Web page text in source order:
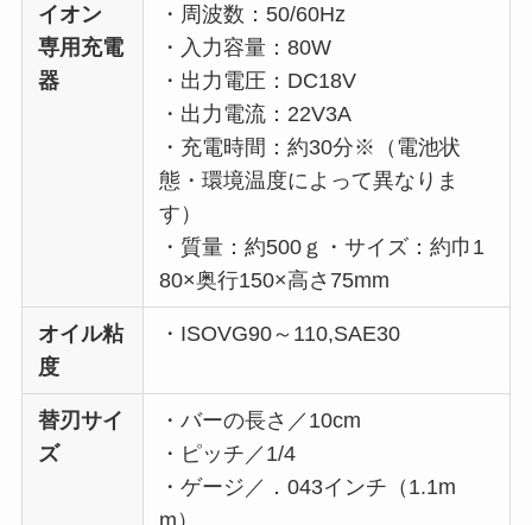
イオン
専用充電
器
・周波数：50/60Hz
・入力容量：80W
・出力電圧：DC18V
・出力電流：22V3A
・充電時間：約30分※（電池状
態・環境温度によって異なりま
す）
・質量：約500ｇ・サイズ：約巾1
80×奥行150×高さ75mm
オイル粘
度
・ISOVG90～110,SAE30
替刃サイ
ズ
・バーの長さ／10cm
・ピッチ／1/4
・ゲージ／．043インチ（1.1m